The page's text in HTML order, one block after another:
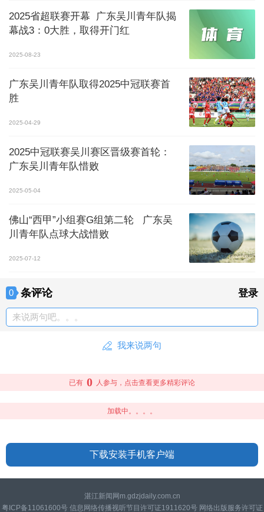
2025省超联赛开幕 广东吴川青年队揭
幕战3：0大胜，取得开门红
2025-08-23
广东吴川青年队取得2025中冠联赛首
胜
2025-04-29
2025中冠联赛吴川赛区晋级赛首轮：
广东吴川青年队惜败
2025-05-04
佛山“西甲”小组赛G组第二轮 广东吴
川青年队点球大战惜败
2025-07-12
0 条评论 登录
来说两句吧。。。
我来说两句
已有 0 人参与，点击查看更多精彩评论
加载中。。。。
下载安装手机客户端
湛江新闻网m.gdzjdaily.com.cn
粤ICP备11061600号 信息网络传播视听节目许可证1911620号 网络出版服务许可证